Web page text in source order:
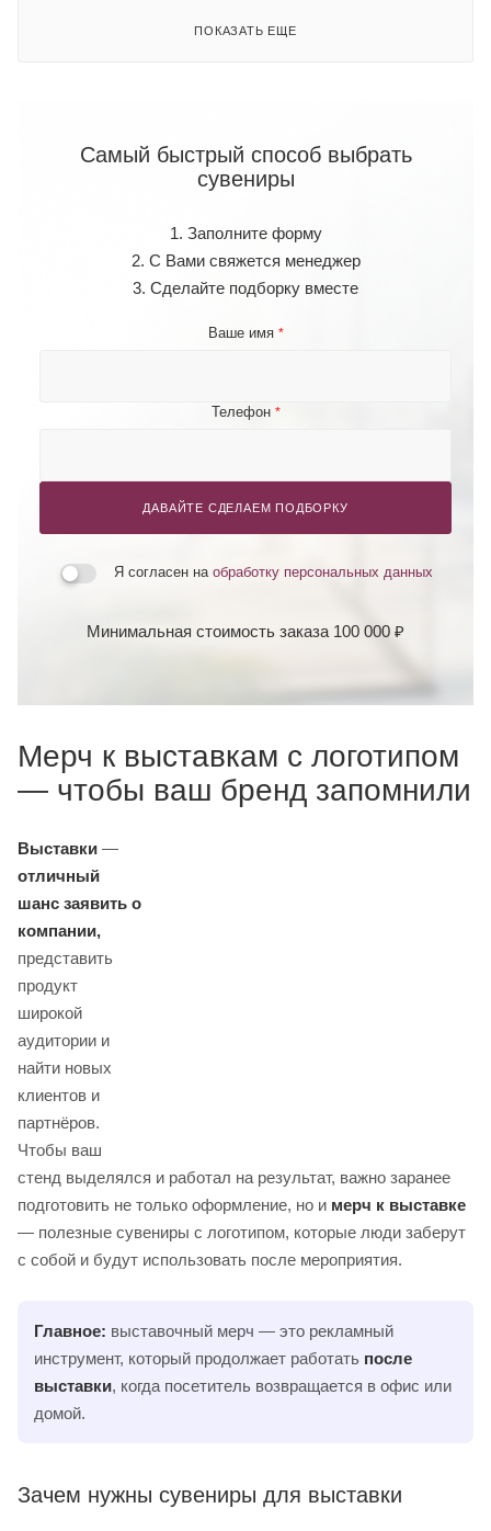
ПОКАЗАТЬ ЕЩЕ
Самый быстрый способ выбрать
сувениры
1. Заполните форму
2. С Вами свяжется менеджер
3. Сделайте подборку вместе
Ваше имя *
Телефон *
ДАВАЙТЕ СДЕЛАЕМ ПОДБОРКУ
Я согласен на обработку персональных данных
Минимальная стоимость заказа 100 000 ₽
Мерч к выставкам с логотипом
— чтобы ваш бренд запомнили
Выставки —
отличный
шанс заявить о
компании,
представить
продукт
широкой
аудитории и
найти новых
клиентов и
партнёров.
Чтобы ваш
стенд выделялся и работал на результат, важно заранее
подготовить не только оформление, но и мерч к выставке
— полезные сувениры с логотипом, которые люди заберут
с собой и будут использовать после мероприятия.
Главное: выставочный мерч — это рекламный
инструмент, который продолжает работать после
выставки, когда посетитель возвращается в офис или
домой.
Зачем нужны сувениры для выставки